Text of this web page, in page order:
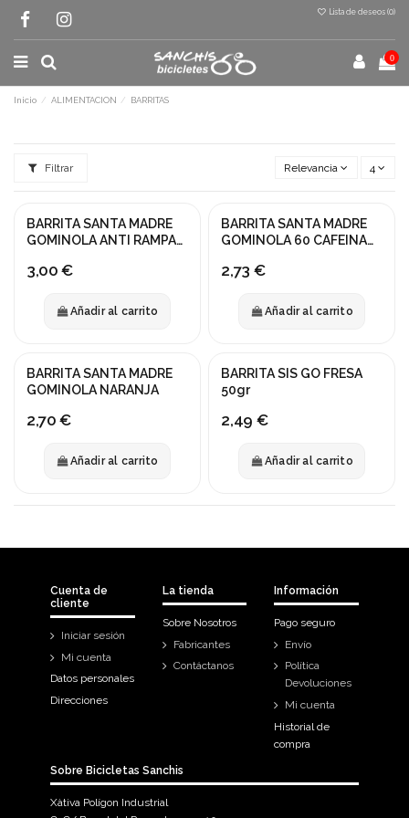
Lista de deseos (0)
0
Inicio ALIMENTACION BARRITAS
Filtrar Relevancia 4
BARRITA SANTA MADRE
GOMINOLA ANTI RAMPAS
3,00 €
Añadir al carrito
BARRITA SANTA MADRE
GOMINOLA 60 CAFEINA
2,73 €
Añadir al carrito
BARRITA SANTA MADRE
GOMINOLA NARANJA
2,70 €
Añadir al carrito
BARRITA SIS GO FRESA
50gr
2,49 €
Añadir al carrito
Cuenta de
cliente
Iniciar sesión
Mi cuenta
Datos personales
Direcciones
La tienda
Sobre Nosotros
Fabricantes
Contáctanos
Información
Pago seguro
Envío
Política
Devoluciones
Mi cuenta
Historial de
compra
Sobre Bicicletas Sanchis
Xàtiva Polígon Industrial